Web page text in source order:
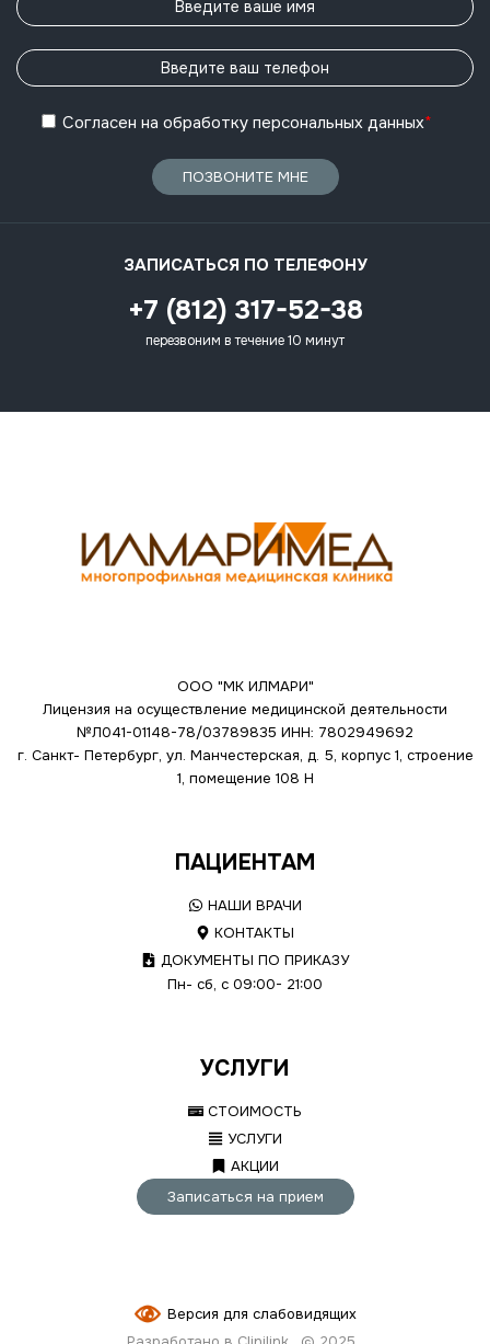
Согласен на обработку персональных данных*
ПОЗВОНИТЕ МНЕ
ЗАПИСАТЬСЯ ПО ТЕЛЕФОНУ
+7 (812) 317-52-38
перезвоним в течение 10 минут
ООО "МК ИЛМАРИ"
Лицензия на осуществление медицинской деятельности
№Л041-01148-78/03789835 ИНН: 7802949692
г. Санкт- Петербург, ул. Манчестерская, д. 5, корпус 1, строение
1, помещение 108 Н
ПАЦИЕНТАМ
НАШИ ВРАЧИ
КОНТАКТЫ
ДОКУМЕНТЫ ПО ПРИКАЗУ
Пн- сб, с 09:00- 21:00
УСЛУГИ
СТОИМОСТЬ
УСЛУГИ
АКЦИИ
Записаться на прием
Версия для слабовидящих